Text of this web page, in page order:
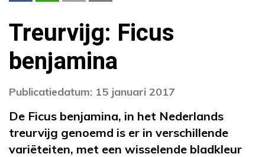
Treurvijg: Ficus
benjamina
Publicatiedatum: 15 januari 2017
De Ficus benjamina, in het Nederlands
treurvijg genoemd is er in verschillende
variëteiten, met een wisselende bladkleur